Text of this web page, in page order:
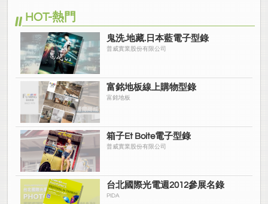
HOT-熱門
鬼洗.地藏.日本藍電子型錄
普威實業股份有限公司
富銘地板線上購物型錄
富銘地板
箱子Et Boite電子型錄
普威實業股份有限公司
台北國際光電週2012參展名錄
PIDA